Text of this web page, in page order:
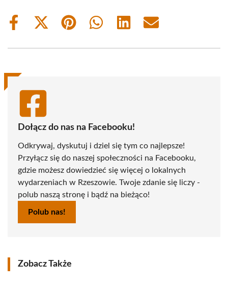
Share
Share
(Twitter)
Share
Share
Share
Share
Dołącz do nas na Facebooku!
Odkrywaj, dyskutuj i dziel się tym co najlepsze!
Przyłącz się do naszej społeczności na Facebooku,
gdzie możesz dowiedzieć się więcej o lokalnych
wydarzeniach w Rzeszowie. Twoje zdanie się liczy -
polub naszą stronę i bądź na bieżąco!
Polub nas!
Zobacz Także